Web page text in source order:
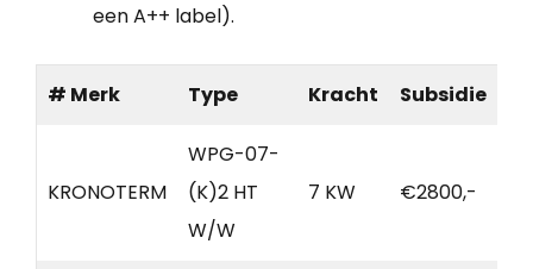
een A++ label).
# Merk Type Kracht Subsidie
KRONOTERM
WPG-07-
(K)2 HT
W/W
7 KW €2800,-